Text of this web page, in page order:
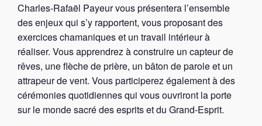
Charles-Rafaël Payeur vous présentera l’ensemble
des enjeux qui s’y rapportent, vous proposant des
exercices chamaniques et un travail intérieur à
réaliser. Vous apprendrez à construire un capteur de
rêves, une flèche de prière, un bâton de parole et un
attrapeur de vent. Vous participerez également à des
cérémonies quotidiennes qui vous ouvriront la porte
sur le monde sacré des esprits et du Grand-Esprit.